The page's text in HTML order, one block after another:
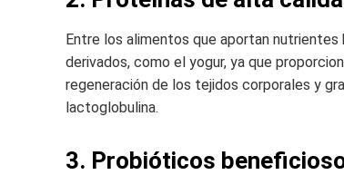
Entre los alimentos que aportan
derivados, como el yogur, ya que
regeneración de los tejidos corporales y
lactoglobulina.
3. Probióticos